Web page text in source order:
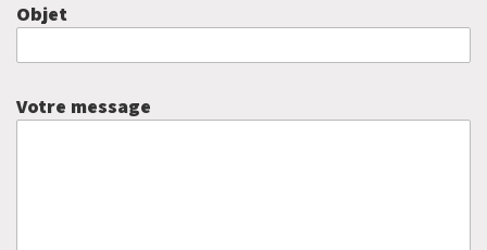
Objet
Votre message